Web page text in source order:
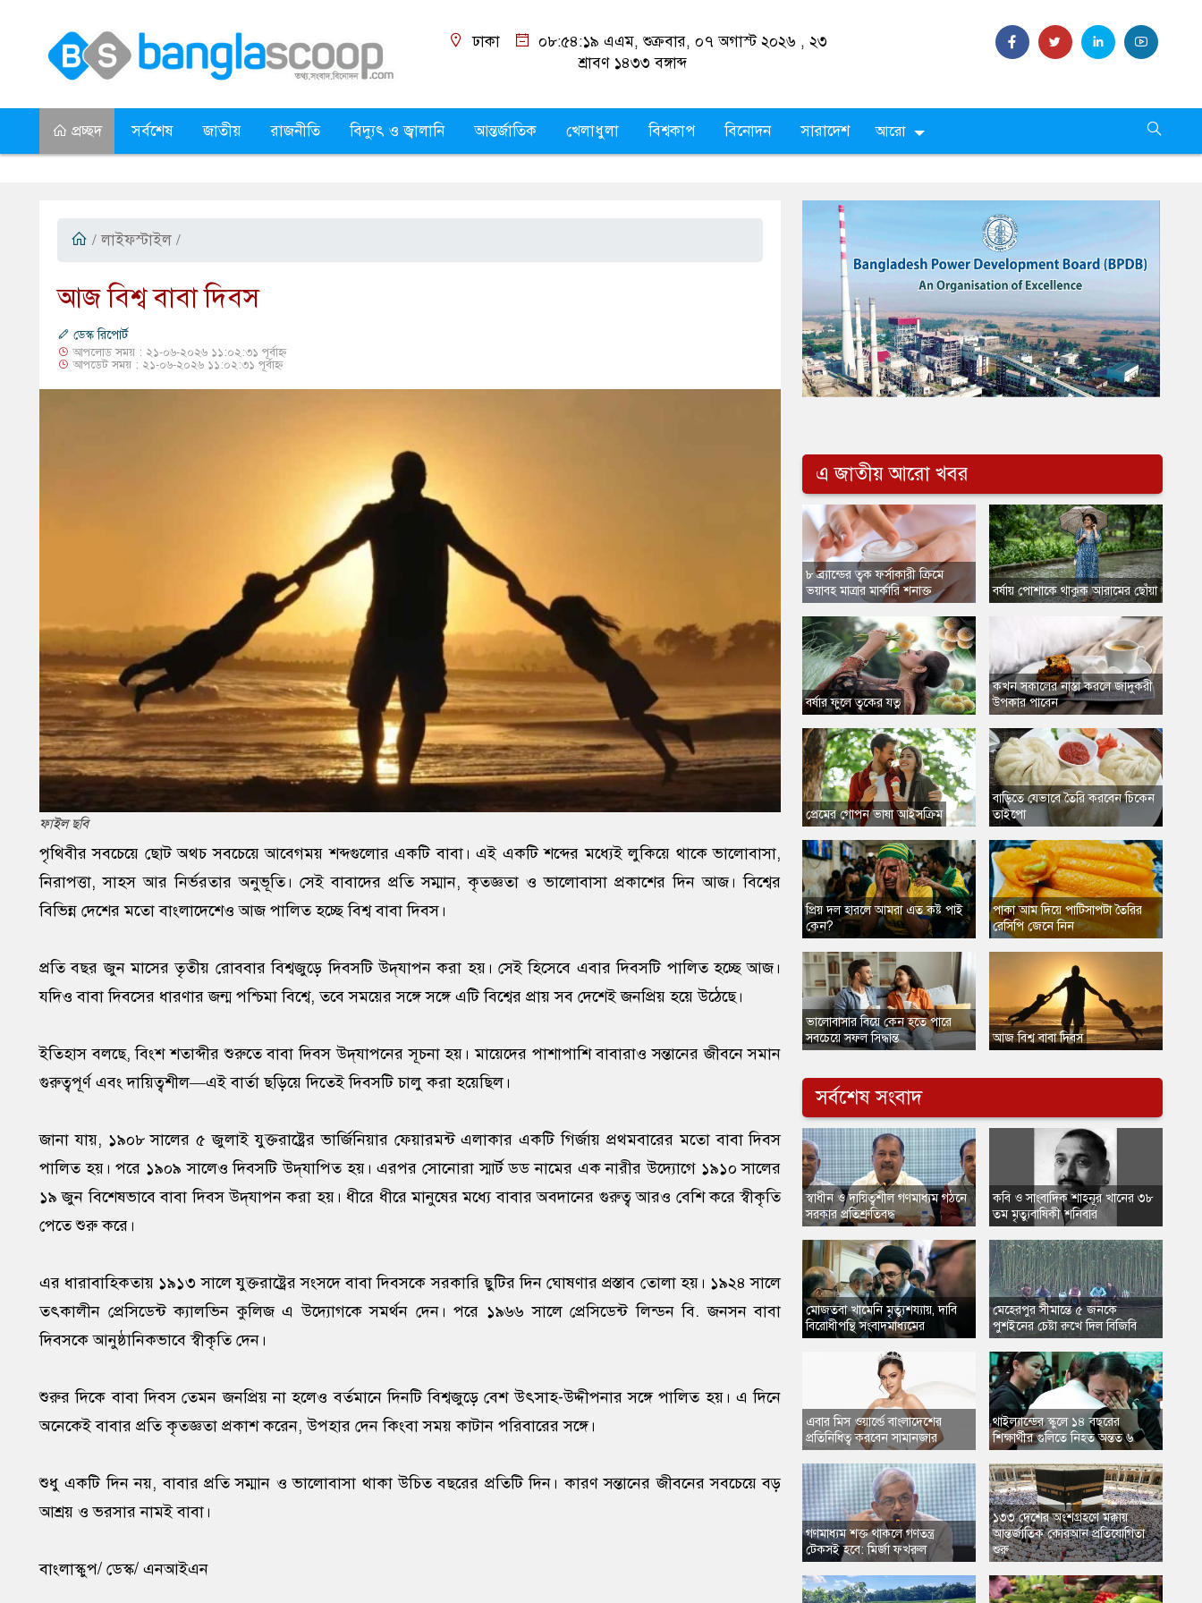
ঢাকা ০৮:৫৪:২০ এএম, শুক্রবার, ০৭ অগাস্ট ২০২৬ ,২৩
শ্রাবণ ১৪৩৩ বঙ্গাব্দ
প্রচ্ছদ সর্বশেষ জাতীয় রাজনীতি বিদ্যুৎ ও জ্বালানি আন্তর্জাতিক খেলাধুলা বিশ্বকাপ বিনোদন সারাদেশ আরো
/ লাইফস্টাইল /
আজ বিশ্ব বাবা দিবস
ডেস্ক রিপোর্ট
আপলোড সময় : ২১-০৬-২০২৬ ১১:০২:৩১ পূর্বাহ্ন
আপডেট সময় : ২১-০৬-২০২৬ ১১:০২:৩১ পূর্বাহ্ন
ফাইল ছবি
পৃথিবীর সবচেয়ে ছোট অথচ সবচেয়ে আবেগময় শব্দগুলোর একটি বাবা। এই একটি শব্দের মধ্যেই লুকিয়ে থাকে ভালোবাসা,
নিরাপত্তা, সাহস আর নির্ভরতার অনুভূতি। সেই বাবাদের প্রতি সম্মান, কৃতজ্ঞতা ও ভালোবাসা প্রকাশের দিন আজ। বিশ্বের
বিভিন্ন দেশের মতো বাংলাদেশেও আজ পালিত হচ্ছে বিশ্ব বাবা দিবস।
প্রতি বছর জুন মাসের তৃতীয় রোববার বিশ্বজুড়ে দিবসটি উদ্‌যাপন করা হয়। সেই হিসেবে এবার দিবসটি পালিত হচ্ছে আজ।
যদিও বাবা দিবসের ধারণার জন্ম পশ্চিমা বিশ্বে, তবে সময়ের সঙ্গে সঙ্গে এটি বিশ্বের প্রায় সব দেশেই জনপ্রিয় হয়ে উঠেছে।
ইতিহাস বলছে, বিংশ শতাব্দীর শুরুতে বাবা দিবস উদ্‌যাপনের সূচনা হয়। মায়েদের পাশাপাশি বাবারাও সন্তানের জীবনে সমান
গুরুত্বপূর্ণ এবং দায়িত্বশীল—এই বার্তা ছড়িয়ে দিতেই দিবসটি চালু করা হয়েছিল।
জানা যায়, ১৯০৮ সালের ৫ জুলাই যুক্তরাষ্ট্রের ভার্জিনিয়ার ফেয়ারমন্ট এলাকার একটি গির্জায় প্রথমবারের মতো বাবা দিবস
পালিত হয়। পরে ১৯০৯ সালেও দিবসটি উদ্‌যাপিত হয়। এরপর সোনোরা স্মার্ট ডড নামের এক নারীর উদ্যোগে ১৯১০ সালের
১৯ জুন বিশেষভাবে বাবা দিবস উদ্‌যাপন করা হয়। ধীরে ধীরে মানুষের মধ্যে বাবার অবদানের গুরুত্ব আরও বেশি করে স্বীকৃতি
পেতে শুরু করে।
এর ধারাবাহিকতায় ১৯১৩ সালে যুক্তরাষ্ট্রের সংসদে বাবা দিবসকে সরকারি ছুটির দিন ঘোষণার প্রস্তাব তোলা হয়। ১৯২৪ সালে
তৎকালীন প্রেসিডেন্ট ক্যালভিন কুলিজ এ উদ্যোগকে সমর্থন দেন। পরে ১৯৬৬ সালে প্রেসিডেন্ট লিন্ডন বি. জনসন বাবা
দিবসকে আনুষ্ঠানিকভাবে স্বীকৃতি দেন।
শুরুর দিকে বাবা দিবস তেমন জনপ্রিয় না হলেও বর্তমানে দিনটি বিশ্বজুড়ে বেশ উৎসাহ-উদ্দীপনার সঙ্গে পালিত হয়। এ দিনে
অনেকেই বাবার প্রতি কৃতজ্ঞতা প্রকাশ করেন, উপহার দেন কিংবা সময় কাটান পরিবারের সঙ্গে।
শুধু একটি দিন নয়, বাবার প্রতি সম্মান ও ভালোবাসা থাকা উচিত বছরের প্রতিটি দিন। কারণ সন্তানের জীবনের সবচেয়ে বড়
আশ্রয় ও ভরসার নামই বাবা।
বাংলাস্কুপ/ ডেস্ক/ এনআইএন
এ জাতীয় আরো খবর
৮ ব্র্যান্ডের ত্বক ফর্সাকারী ক্রিমে
ভয়াবহ মাত্রার মার্কারি শনাক্ত
বর্ষার ফুলে ত্বকের যত্ন
প্রেমের গোপন ভাষা আইসক্রিম
প্রিয় দল হারলে আমরা এত কষ্ট পাই
কেন?
ভালোবাসার বিয়ে কেন হতে পারে
সবচেয়ে সফল সিদ্ধান্ত
বর্ষায় পোশাকে থাকুক আরামের ছোঁয়া
কখন সকালের নাস্তা করলে জাদুকরী
উপকার পাবেন
বাড়িতে যেভাবে তৈরি করবেন চিকেন
তাইপো
পাকা আম দিয়ে পাটিসাপটা তৈরির
রেসিপি জেনে নিন
আজ বিশ্ব বাবা দিবস
সর্বশেষ সংবাদ
স্বাধীন ও দায়িত্বশীল গণমাধ্যম গঠনে
সরকার প্রতিশ্রুতিবদ্ধ
মোজতবা খামেনি মৃত্যুশয্যায়, দাবি
বিরোধীপন্থি সংবাদমাধ্যমের
​এবার মিস ওয়ার্ল্ডে বাংলাদেশের
প্রতিনিধিত্ব করবেন সামানজার
গণমাধ্যম শক্ত থাকলে গণতন্ত্র
টেকসই হবে: মির্জা ফখরুল
​ক‌বি ও সাংবা‌দিক শাহনূর খা‌নের ৩৮
তম মৃত্যুবাষিকী শনিবার
মেহেরপুর সীমান্তে ৫ জনকে
পুশইনের চেষ্টা রুখে দিল বিজিবি
থাইল্যান্ডের স্কুলে ১৪ বছরের
শিক্ষার্থীর গুলিতে নিহত অন্তত ৬
১৩৩ দেশের অংশগ্রহণে মক্কায়
আন্তর্জাতিক কোরআন প্রতিযোগিতা
শুরু